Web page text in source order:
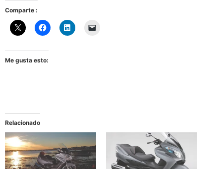
Comparte :
Me gusta esto:
Relacionado